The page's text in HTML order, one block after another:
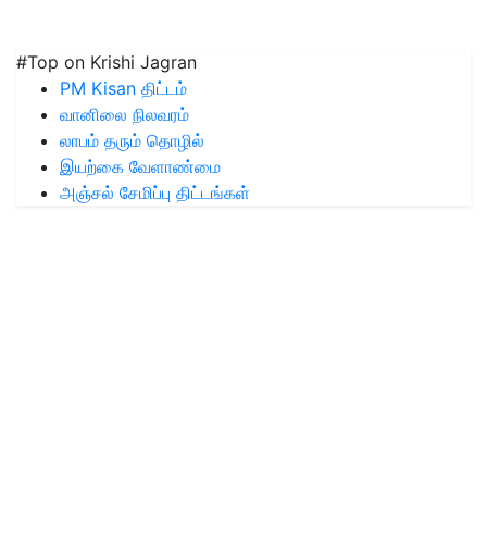
#Top on Krishi Jagran
PM Kisan திட்டம்
வானிலை நிலவரம்
லாபம் தரும் தொழில்
இயற்கை வேளாண்மை
அஞ்சல் சேமிப்பு திட்டங்கள்